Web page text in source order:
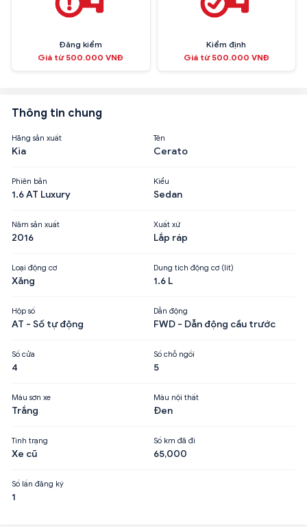
Đăng kiểm
Giá từ 500.000 VNĐ
Kiểm định
Giá từ 500.000 VNĐ
Thông tin chung
Hãng sản xuất
Kia
Tên
Cerato
Phiên bản
1.6 AT Luxury
Kiểu
Sedan
Năm sản xuất
2016
Xuất xứ
Lắp ráp
Loại động cơ
Xăng
Dung tích động cơ (lít)
1.6 L
Hộp số
AT - Số tự động
Dẫn động
FWD - Dẫn động cầu trước
Số cửa
4
Số chỗ ngồi
5
Màu sơn xe
Trắng
Màu nội thất
Đen
Tình trạng
Xe cũ
Số km đã đi
65,000
Số lần đăng ký
1